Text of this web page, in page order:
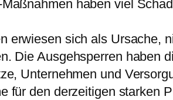
haben viel
erwiesen sich als Ursache,
Die Ausgehsperren haben
Unternehmen und
für den derzeitigen starken